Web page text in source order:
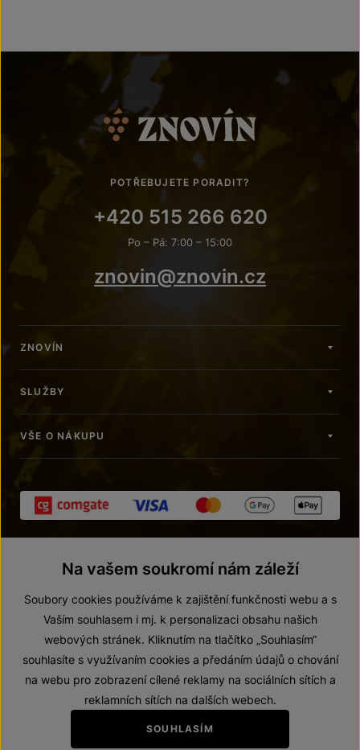
POTŘEBUJETE PORADIT?
+420 515 266 620
Po – Pá: 7:00 – 15:00
znovin@znovin.cz
ZNOVÍN
SLUŽBY
VŠE O NÁKUPU
© 2026 ZNOVÍN ZNOJMO, a. s.
Prohlášení o přístupnosti
Zákaz prodeje alkoholických nápojů osobám mladším 18 let.
Na vašem soukromí nám záleží
Soubory cookies používáme k zajištění funkčnosti webu a s
Vaším souhlasem i mj. k personalizaci obsahu našich
webových stránek. Kliknutím na tlačítko „Souhlasím“
souhlasíte s využívaním cookies a předáním údajů o chování
na webu pro zobrazení cílené reklamy na sociálních sítích a
reklamních sítích na dalších webech.
SOUHLASÍM